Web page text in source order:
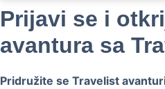
Prijavi se i
avantura sa
Pridružite se Travelist